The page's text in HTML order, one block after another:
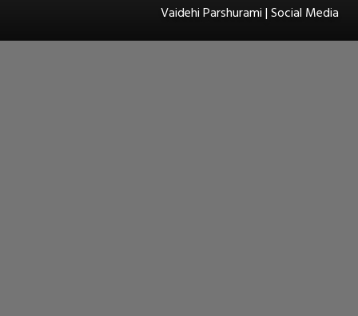
Vaidehi Parshurami | Social Media